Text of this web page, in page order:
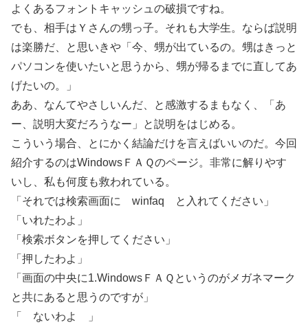
よくあるフォントキャッシュの破損ですね。
でも、相手はＹさんの甥っ子。それも大学生。ならば説明
は楽勝だ、と思いきや「今、甥が出ているの。甥はきっと
パソコンを使いたいと思うから、甥が帰るまでに直してあ
げたいの。」
ああ、なんてやさしいんだ、と感激するまもなく、「あ
ー、説明大変だろうなー」と説明をはじめる。
こういう場合、とにかく結論だけを言えばいいのだ。今回
紹介するのはWindowsＦＡＱのページ。非常に解りやす
いし、私も何度も救われている。
「それでは検索画面に winfaq と入れてください」
「いれたわよ」
「検索ボタンを押してください」
「押したわよ」
「画面の中央に1.WindowsＦＡＱというのがメガネマーク
と共にあると思うのですが」
「 ないわよ 」